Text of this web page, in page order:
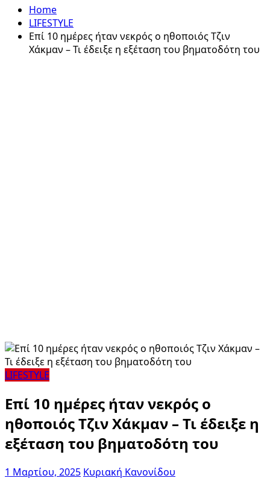
Home
LIFESTYLE
Επί 10 ημέρες ήταν νεκρός ο ηθοποιός Τζιν
Χάκμαν – Τι έδειξε η εξέταση του βηματοδότη του
LIFESTYLE
Επί 10 ημέρες ήταν νεκρός ο
ηθοποιός Τζιν Χάκμαν – Τι έδειξε η
εξέταση του βηματοδότη του
1 Μαρτίου, 2025 Κυριακή Κανονίδου